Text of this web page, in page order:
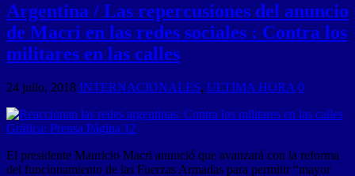
Argentina / Las repercusiones del anuncio
de Macri en las redes sociales : Contra los
militares en las calles
24 julio, 2018 INTERNACIONALES, ULTIMA HORA 0
El presidente Mauricio Macri anunció que avanzará con la reforma
del funcionamiento de las Fuerzas Armadas para permitir “mayor